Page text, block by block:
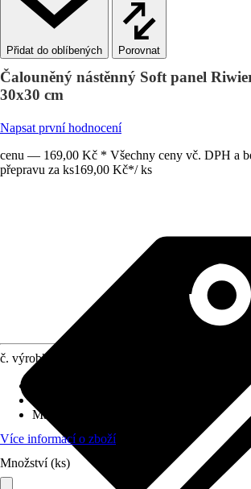
Porovnat
Čalouněný nástěnný Soft panel
30x30 cm
Napsat první hodnocení
cenu — 169,00 Kč * Všechny ceny vč. DPH a
přepravu za ks169,00 Kč*/ ks
č. výrobku
Materiál
Více informací o zboží
Množství (ks)